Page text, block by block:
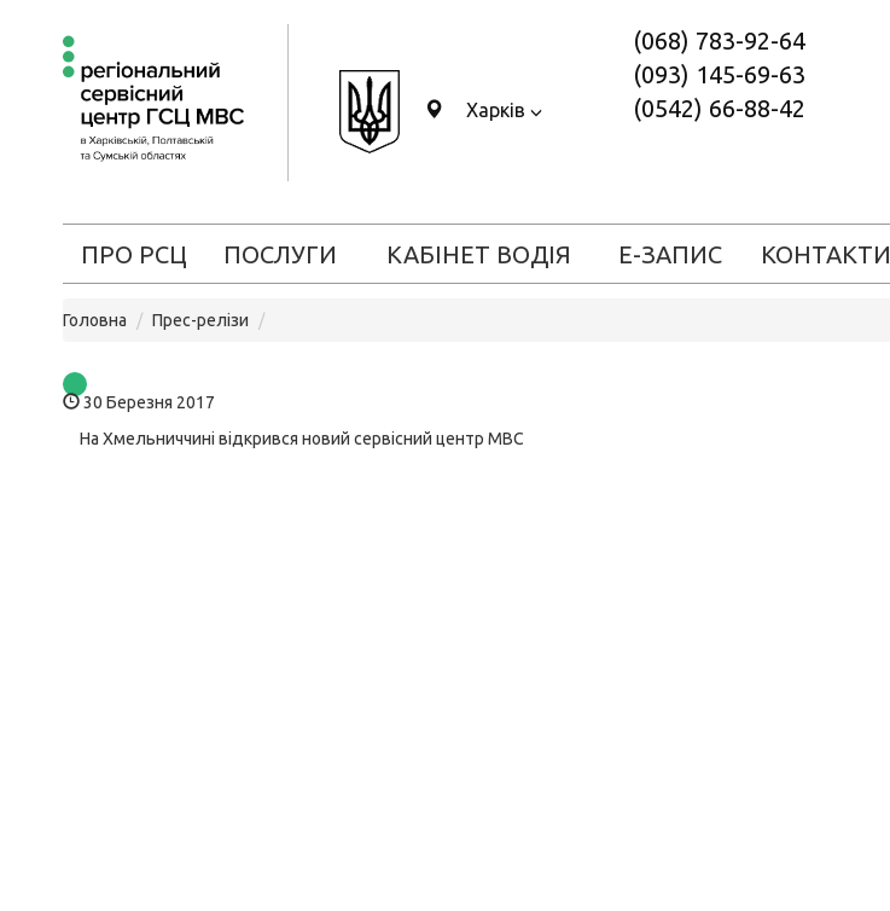
Харків
(068) 783-92-64
(093) 145-69-63
(0542) 66-88-42
ПРО РСЦ ПОСЛУГИ КАБІНЕТ ВОДІЯ Е-ЗАПИС КОНТАКТИ
Головна Прес-релізи
30 Березня 2017
На Хмельниччині відкрився новий сервісний центр МВС